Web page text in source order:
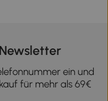
ein und
für mehr als 69€